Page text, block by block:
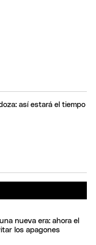
así estará el tiempo
nueva era: ahora el
los apagones